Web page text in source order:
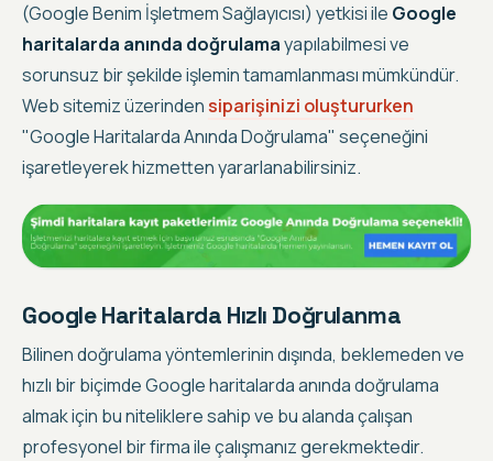
(Google Benim İşletmem Sağlayıcısı) yetkisi ile Google
haritalarda anında doğrulamayapılabilmesi ve
sorunsuz bir şekilde işlemin tamamlanması mümkündür.
Web sitemiz üzerindensiparişinizi oluştururken
"Google Haritalarda Anında Doğrulama" seçeneğini
işaretleyerek hizmetten yararlanabilirsiniz.
Google Haritalarda Hızlı Doğrulanma
Bilinen doğrulama yöntemlerinin dışında, beklemeden ve
hızlı bir biçimde Google haritalarda anında doğrulama
almakiçin bu niteliklere sahip ve bu alanda çalışan
profesyonel bir firma ile çalışmanız gerekmektedir.